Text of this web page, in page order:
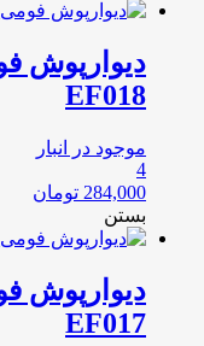
دیوارپوش
EF018
موجود در انبار
4
284,000 تومان
بستن
دیوارپوش
EF017